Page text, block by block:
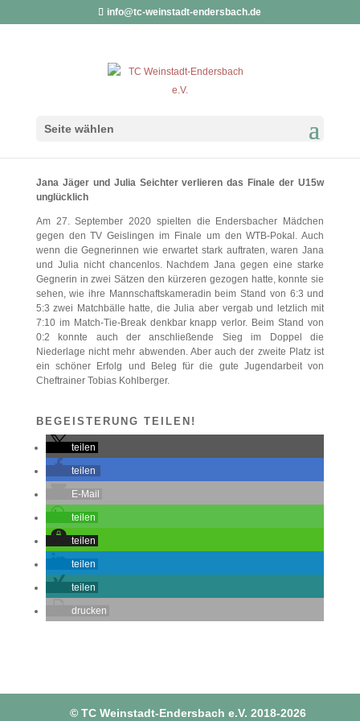
info@tc-weinstadt-endersbach.de
Seite wählen
2. PLATZ IM WTB-POKAL
Jana Jäger und Julia Seichter verlieren das Finale der U15w
unglücklich
Am 27. September 2020 spielten die Endersbacher Mädchen
gegen den TV Geislingen im Finale um den WTB-Pokal. Auch
wenn die Gegnerinnen wie erwartet stark auftraten, waren Jana
und Julia nicht chancenlos. Nachdem Jana gegen eine starke
Gegnerin in zwei Sätzen den kürzeren gezogen hatte, konnte sie
sehen, wie ihre Mannschaftskameradin beim Stand von 6:3 und
5:3 zwei Matchbälle hatte, die Julia aber vergab und letzlich mit
7:10 im Match-Tie-Break denkbar knapp verlor. Beim Stand von
0:2 konnte auch der anschließende Sieg im Doppel die
Niederlage nicht mehr abwenden. Aber auch der zweite Platz ist
ein schöner Erfolg und Beleg für die gute Jugendarbeit von
Cheftrainer Tobias Kohlberger.
BEGEISTERUNG TEILEN!
teilen
teilen
E-Mail
teilen
teilen
teilen
teilen
drucken
© TC Weinstadt-Endersbach e.V. 2018-2026